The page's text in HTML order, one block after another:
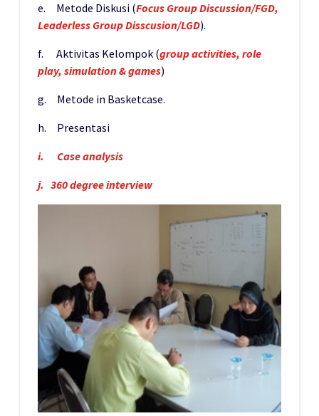
e. Metode Diskusi (Focus Group Discussion/FGD,
Leaderless Group Disscusion/LGD).
f. Aktivitas Kelompok (group activities, role
play, simulation & games)
g. Metode in Basketcase.
h. Presentasi
i.
Case analysis
j. 360 degree interview